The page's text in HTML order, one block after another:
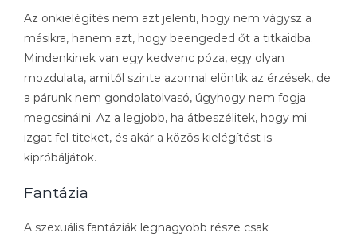
Az önkielégítés nem azt jelenti, hogy nem vágysz a
másikra, hanem azt, hogy beengeded őt a titkaidba.
Mindenkinek van egy kedvenc póza, egy olyan
mozdulata, amitől szinte azonnal elöntik az érzések, de
a párunk nem gondolatolvasó, úgyhogy nem fogja
megcsinálni. Az a legjobb, ha átbeszélitek, hogy mi
izgat fel titeket, és akár a közös kielégítést is
kipróbáljátok.
Fantázia
A szexuális fantáziák legnagyobb része csak